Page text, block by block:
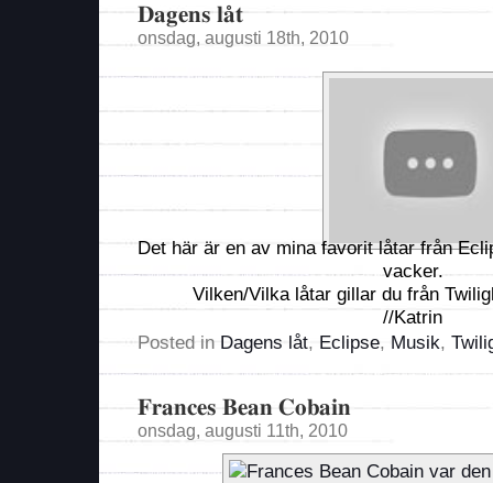
Dagens låt
onsdag, augusti 18th, 2010
Det här är en av mina favorit låtar från
vacker.
Vilken/Vilka låtar gillar du från
//Katrin
Posted in Dagens låt, Eclipse, Musik,
Frances Bean Cobain
onsdag, augusti 11th, 2010